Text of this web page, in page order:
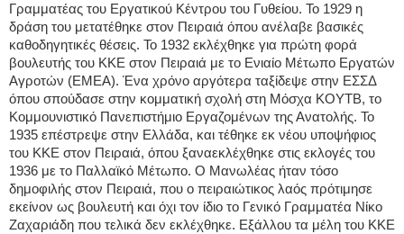
Γραμματέας του Εργατικού Κέντρου του Γυθείου. Το 1929 η
δράση του μετατέθηκε στον Πειραιά όπου ανέλαβε βασικές
καθοδηγητικές θέσεις. Το 1932 εκλέχθηκε για πρώτη φορά
βουλευτής του ΚΚΕ στον Πειραιά με το Ενιαίο Μέτωπο Εργατών
Αγροτών (ΕΜΕΑ). Ένα χρόνο αργότερα ταξίδεψε στην ΕΣΣΔ
όπου σπούδασε στην κομματική σχολή στη Μόσχα ΚΟΥΤΒ, το
Κομμουνιστικό Πανεπιστήμιο Εργαζομένων της Ανατολής. Το
1935 επέστρεψε στην Ελλάδα, και τέθηκε εκ νέου υποψήφιος
του ΚΚΕ στον Πειραιά, όπου ξαναεκλέχθηκε στις εκλογές του
1936 με το Παλλαϊκό Μέτωπο. Ο Μανωλέας ήταν τόσο
δημοφιλής στον Πειραιά, που ο πειραιώτικος λαός πρότιμησε
εκείνον ως βουλευτή και όχι τον ίδιο το Γενικό Γραμματέα Νίκο
Ζαχαριάδη που τελικά δεν εκλέχθηκε. Εξάλλου τα μέλη του ΚΚΕ